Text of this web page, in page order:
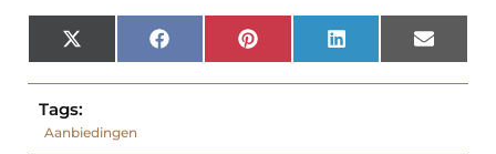
X
(Twitter)
Facebook Pinterest LinkedIn Email
Tags:
Aanbiedingen